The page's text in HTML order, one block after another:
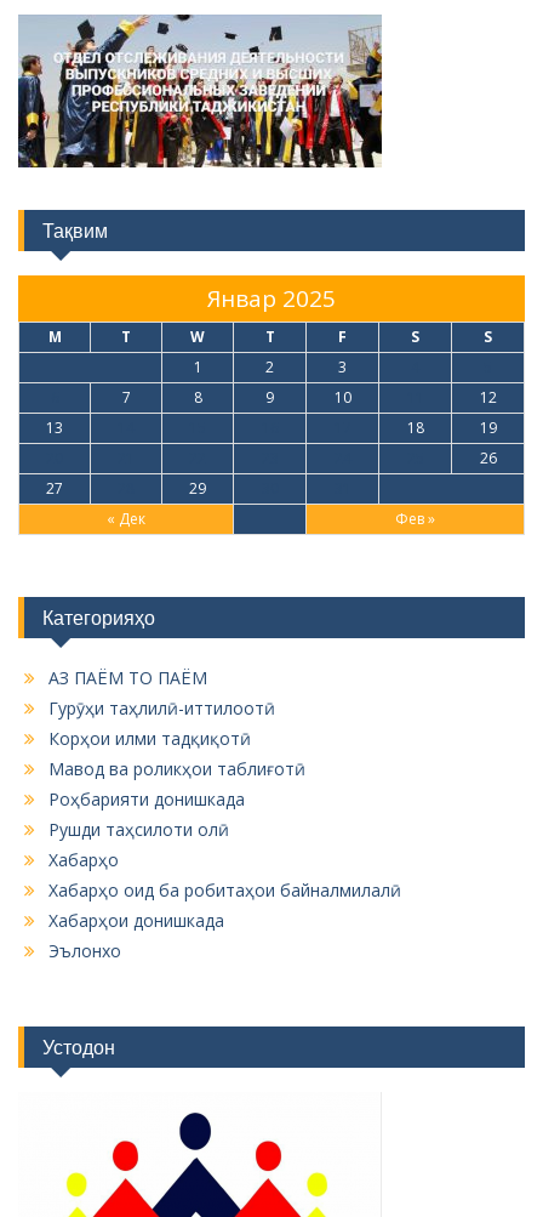
Тақвим
Январ 2025
M T W T F S S
« Дек Фев »
1 2 3
7 8 9 10
12
13
18
19
26
27
29
Категорияҳо
АЗ ПАЁМ ТО ПАЁМ
Гурӯҳи таҳлилӣ-иттилоотӣ
Корҳои илми тадқиқотӣ
Мавод ва роликҳои таблиғотӣ
Роҳбарияти донишкада
Рушди таҳсилоти олӣ
Хабарҳо
Хабарҳо оид ба робитаҳои байналмилалӣ
Хабарҳои донишкада
Эълонхо
Устодон